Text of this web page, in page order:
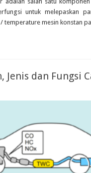
untuk melepaskan
temperature mesin konstan
Jenis dan Fungsi